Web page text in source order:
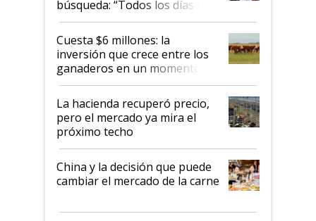
búsqueda: “Todos los días le
toca a algún productor”
Cuesta $6 millones: la
inversión que crece entre los
ganaderos en un momento
histórico para la actividad
La hacienda recuperó precio,
pero el mercado ya mira el
próximo techo
China y la decisión que puede
cambiar el mercado de la carne